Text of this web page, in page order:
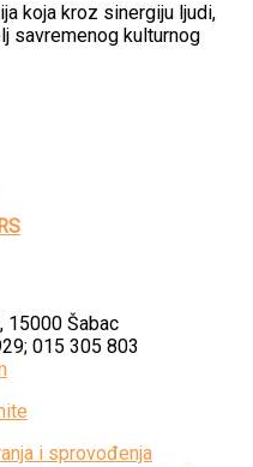
koja kroz sinergiju ljudi,
savremenog kulturnog
15000 Šabac
015 305 803
i sprovođenja